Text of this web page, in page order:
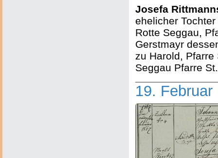
Josefa
ehelicher
Rotte Seggau,
Gerstmayr
zu Harold, Pfarre
Seggau Pfarre
19. Februar